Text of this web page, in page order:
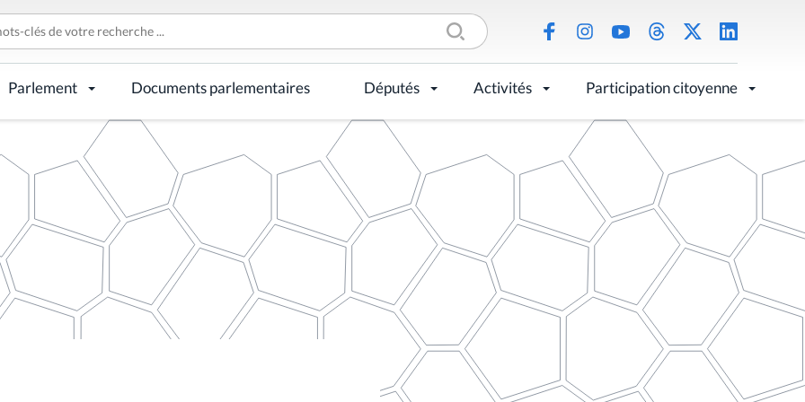
Parlement Documents parlementaires Députés Activités Participation citoyenne